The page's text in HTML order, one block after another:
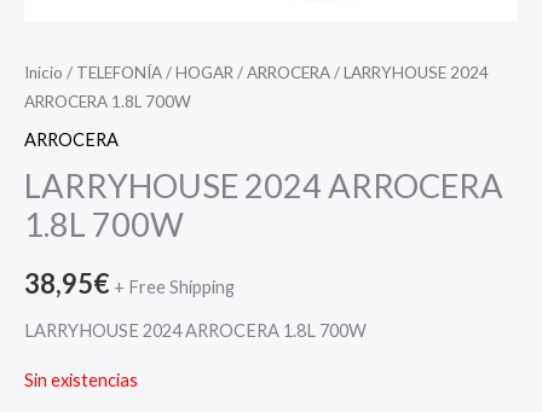
Inicio / TELEFONÍA/HOGAR /ARROCERA/ LARRYHOUSE 2024
ARROCERA 1.8L 700W
ARROCERA
LARRYHOUSE 2024 ARROCERA
1.8L 700W
38,95€ + Free Shipping
LARRYHOUSE 2024 ARROCERA 1.8L 700W
Sin existencias